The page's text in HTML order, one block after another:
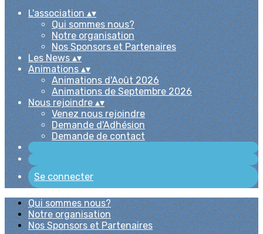
L'association▴▾
Qui sommes nous?
Notre organisation
Nos Sponsors et Partenaires
Les News▴▾
Animations▴▾
Animations d'Août 2026
Animations de Septembre 2026
Nous rejoindre▴▾
Venez nous rejoindre
Demande d'Adhésion
Demande de contact
Se connecter
Qui sommes nous?
Notre organisation
Nos Sponsors et Partenaires